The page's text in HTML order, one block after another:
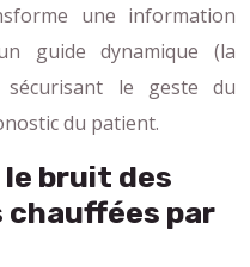
une information
guide dynamique (la
sécurisant le geste du
du patient.
bruit des
par